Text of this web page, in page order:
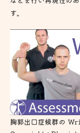
す。
胸郭出口症候群の